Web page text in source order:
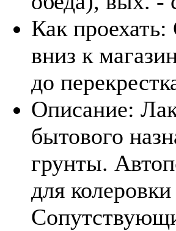
Как проехать:
вниз к
до
Описание:
бытового
грунты.
для